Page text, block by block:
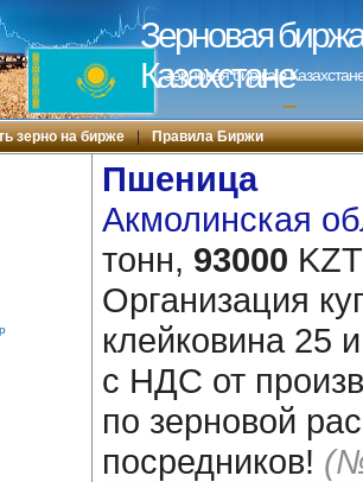
Зерновая
Казахстане
Зерновая биржа в
---
зерно на бирже | Правила Биржи
Пшеница
Акмолинская
тонн, 93000
Организация
клейковина 25
с НДС от
по зерновой
посредников!